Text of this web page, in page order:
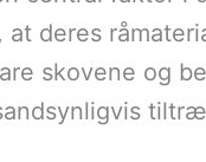
at deres
skovene og